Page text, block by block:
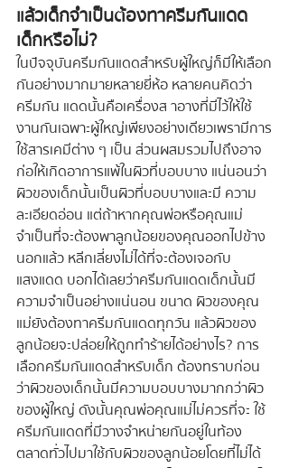
แล้วเด็กจำเป็นต้องทาครีมกันแดด
เด็กหรือไม่?
ในปัจจุบันครีมกันแดดสำหรับผู้ใหญ่ก็มีให้เลือก
กันอย่างมากมายหลายยี่ห้อ หลายคนคิดว่า
ครีมกัน แดดนั้นคือเครื่องส าอางที่มีไว้ให้ใช้
งานกันเฉพาะผู้ใหญ่เพียงอย่างเดียวเพรามีการ
ใช้สารเคมีต่าง ๆ เป็น ส่วนผสมรวมไปถึงอาจ
ก่อให้เกิดอาการแพ้ในผิวที่บอบบาง แน่นอนว่า
ผิวของเด็กนั้นเป็นผิวที่บอบบางและมี ความ
ละเอียดอ่อน แต่ถ้าหากคุณพ่อหรือคุณแม่
จำเป็นที่จะต้องพาลูกน้อยของคุณออกไปข้าง
นอกแล้ว หลีกเลี่ยงไม่ได้ที่จะต้องเจอกับ
แสงแดด บอกได้เลยว่าครีมกันแดดเด็กนั้นมี
ความจำเป็นอย่างแน่นอน ขนาด ผิวของคุณ
แม่ยังต้องทาครีมกันแดดทุกวัน แล้วผิวของ
ลูกน้อยจะปล่อยให้ถูกทำร้ายได้อย่างไร? การ
เลือกครีมกันแดดสำหรับเด็ก ต้องทราบก่อน
ว่าผิวของเด็กนั้นมีความบอบบางมากกว่าผิว
ของผู้ใหญ่ ดังนั้นคุณพ่อคุณแม่ไม่ควรที่จะ ใช้
ครีมกันแดดที่มีวางจำหน่ายกันอยู่ในท้อง
ตลาดทั่วไปมาใช้กับผิวของลูกน้อยโดยที่ไม่ได้